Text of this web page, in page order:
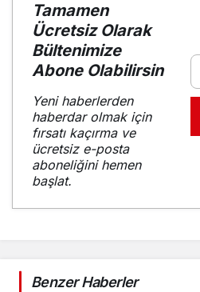
Tamamen
Ücretsiz Olarak
Bültenimize
Abone Olabilirsin
Yeni haberlerden
haberdar olmak için
fırsatı kaçırma ve
ücretsiz e-posta
aboneliğini hemen
başlat.
Benzer Haberler